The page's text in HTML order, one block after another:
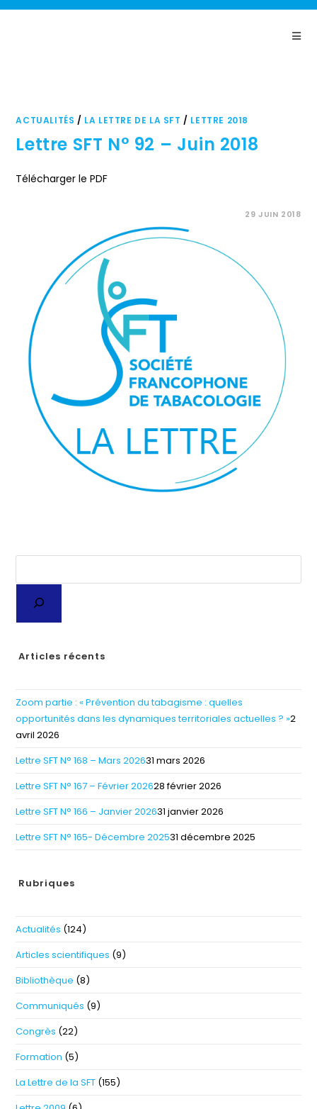
Panneau de gestion des cookies
ACTUALITÉS / LA LETTRE DE LA SFT / LETTRE 2018
Lettre SFT N° 92 – Juin 2018
Télécharger le PDF
29 JUIN 2018
Articles récents
Zoom partie : « Prévention du tabagisme : quelles
opportunités dans les dynamiques territoriales actuelles ? »2
avril 2026
Lettre SFT N° 168 – Mars 202631 mars 2026
Lettre SFT N° 167 – Février 202628 février 2026
Lettre SFT N° 166 – Janvier 202631 janvier 2026
Lettre SFT N° 165- Décembre 202531 décembre 2025
Rubriques
Actualités (124)
Articles scientifiques (9)
Bibliothèque (8)
Communiqués (9)
Congrès (22)
Formation (5)
La Lettre de la SFT (155)